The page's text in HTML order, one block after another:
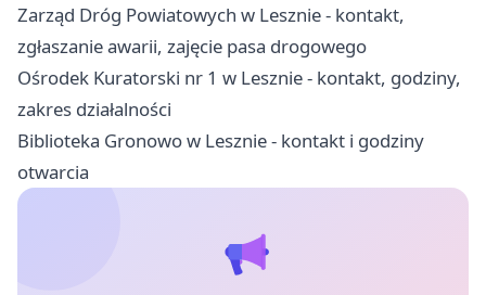
Zarząd Dróg Powiatowych w Lesznie - kontakt,
zgłaszanie awarii, zajęcie pasa drogowego
Ośrodek Kuratorski nr 1 w Lesznie - kontakt, godziny,
zakres działalności
Biblioteka Gronowo w Lesznie - kontakt i godziny
otwarcia